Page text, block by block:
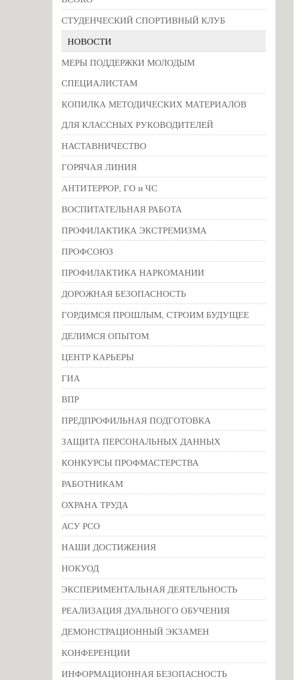
СТУДЕНЧЕСКИЙ СПОРТИВНЫЙ КЛУБ
НОВОСТИ
МЕРЫ ПОДДЕРЖКИ МОЛОДЫМ
СПЕЦИАЛИСТАМ
КОПИЛКА МЕТОДИЧЕСКИХ МАТЕРИАЛОВ
ДЛЯ КЛАССНЫХ РУКОВОДИТЕЛЕЙ
НАСТАВНИЧЕСТВО
ГОРЯЧАЯ ЛИНИЯ
АНТИТЕРРОР, ГО и ЧС
ВОСПИТАТЕЛЬНАЯ РАБОТА
ПРОФИЛАКТИКА ЭКСТРЕМИЗМА
ПРОФСОЮЗ
ПРОФИЛАКТИКА НАРКОМАНИИ
ДОРОЖНАЯ БЕЗОПАСНОСТЬ
ГОРДИМСЯ ПРОШЛЫМ, СТРОИМ БУДУЩЕЕ
ДЕЛИМСЯ ОПЫТОМ
ЦЕНТР КАРЬЕРЫ
ГИА
ВПР
ПРЕДПРОФИЛЬНАЯ ПОДГОТОВКА
ЗАЩИТА ПЕРСОНАЛЬНЫХ ДАННЫХ
КОНКУРСЫ ПРОФМАСТЕРСТВА
РАБОТНИКАМ
ОХРАНА ТРУДА
АСУ РСО
НАШИ ДОСТИЖЕНИЯ
НОКУОД
ЭКСПЕРИМЕНТАЛЬНАЯ ДЕЯТЕЛЬНОСТЬ
РЕАЛИЗАЦИЯ ДУАЛЬНОГО ОБУЧЕНИЯ
ДЕМОНСТРАЦИОННЫЙ ЭКЗАМЕН
КОНФЕРЕНЦИИ
ИНФОРМАЦИОННАЯ БЕЗОПАСНОСТЬ